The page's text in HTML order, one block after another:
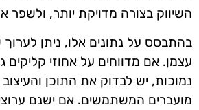
השיווק בצורה מדויקת יותר, ולשפר
בהתבסס על נתונים אלו, ניתן לערוך
עצמן. אם מדווחים על אחוזי קליקים
נמוכות, יש לבדוק את התוכן
מועברים המשתמשים. אם ישנם